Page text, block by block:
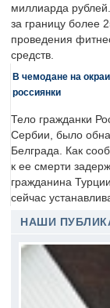
миллиарда
за границу более
проведения
средств.
В чемодане на
россиянки
Тело гражданки
Сербии, было
Белграда. Как
к ее смерти
гражданина
сейчас
НАШИ